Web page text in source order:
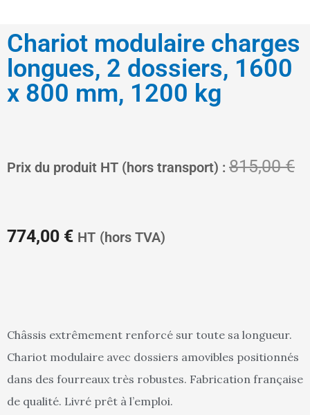
Chariot modulaire charges
longues, 2 dossiers, 1600
x 800 mm, 1200 kg
Prix du produit HT (hors transport) : 815,00€
774,00 €
Le
prix
est :
HT (hors TVA)
Châssis extrêmement renforcé sur toute sa longueur.
Chariot modulaire avec dossiers amovibles positionnés
dans des fourreaux très robustes. Fabrication française
de qualité. Livré prêt à l’emploi.